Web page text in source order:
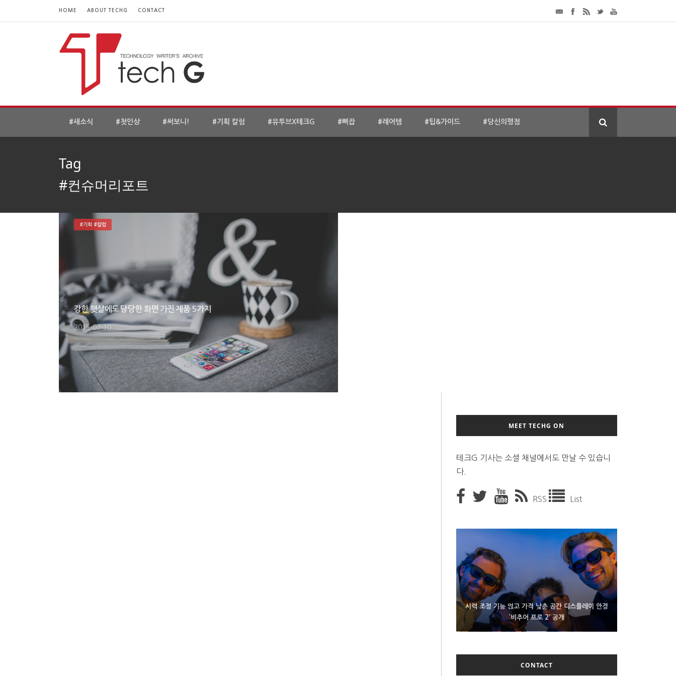
HOME ABOUT TECHG CONTACT
#새소식 #첫인상 #써보니! #기획 칼럼 #유투브X테크G #삐끕 #레어템 #팁&가이드 #당신의평점
Tag
#컨슈머리포트
강한 햇살에도 당당한 화면 가진 제품 5가지
2015-07-10
#기획 #칼럼
MEET TECHG ON
테크G 기사는 소셜 채널에서도 만날 수 있습니
다.
RSS List
시력 조정 기능 얹고 가격 낮춘 공간 디스플레이 안경
‘비추어 프로 2’ 공개
D램 부족에 10억달러어치 아이폰18 프로세서 패키징
대기 중
300~400달러 반지형 스피커 준비하는 오픈AI
CONTACT